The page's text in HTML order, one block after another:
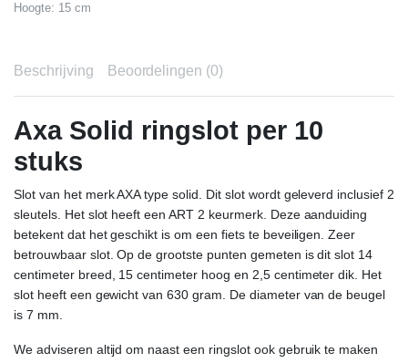
Hoogte: 15 cm
Beschrijving Beoordelingen (0)
Axa Solid ringslot per 10
stuks
Slot van het merk AXA type solid. Dit slot wordt geleverd inclusief 2
sleutels. Het slot heeft een ART 2 keurmerk. Deze aanduiding
betekent dat het geschikt is om een fiets te beveiligen. Zeer
betrouwbaar slot. Op de grootste punten gemeten is dit slot 14
centimeter breed, 15 centimeter hoog en 2,5 centimeter dik. Het
slot heeft een gewicht van 630 gram. De diameter van de beugel
is 7 mm.
We adviseren altijd om naast een ringslot ook gebruik te maken